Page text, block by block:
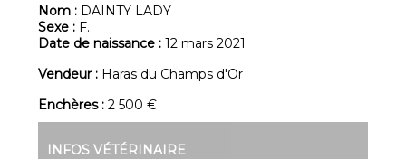
Nom : DAINTY LADY
Sexe : F.
Date de naissance :12 mars 2021
Vendeur : Haras du Champs d'Or
Enchères :2 500 €
INFOS VÉTÉRINAIRE